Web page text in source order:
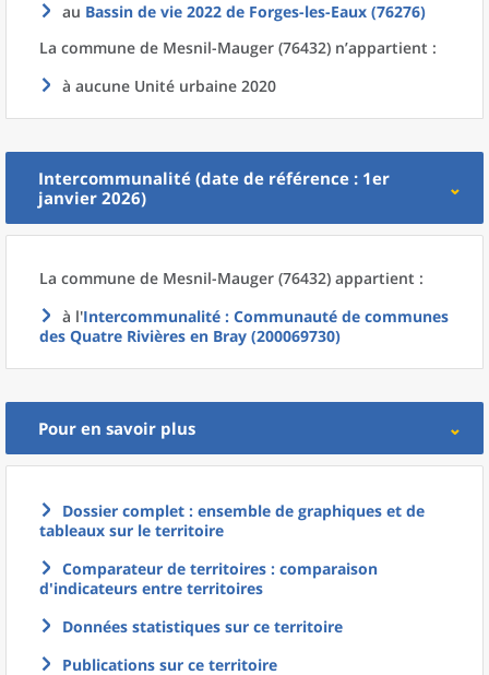
au Bassin de vie 2022 de Forges-les-Eaux (76276)
La commune de Mesnil-Mauger (76432) n’appartient :
à aucune Unité urbaine 2020
Intercommunalité (date de référence : 1er
janvier 2026)
La commune de Mesnil-Mauger (76432) appartient :
à l'Intercommunalité : Communauté de communes
des Quatre Rivières en Bray (200069730)
Pour en savoir plus
Dossier complet : ensemble de graphiques et de
tableaux sur le territoire
Comparateur de territoires : comparaison
d'indicateurs entre territoires
Données statistiques sur ce territoire
Publications sur ce territoire